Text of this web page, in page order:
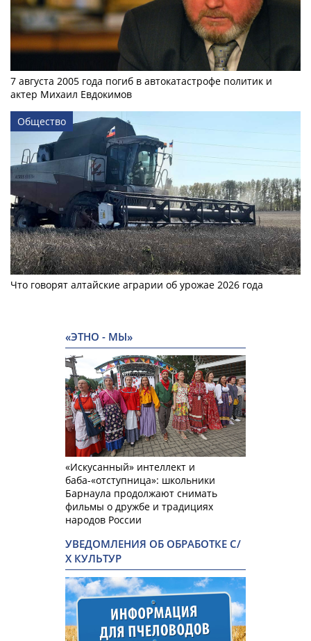
7 августа 2005 года погиб в автокатастрофе политик и
актер Михаил Евдокимов
Общество
Что говорят алтайские аграрии об урожае 2026 года
«ЭТНО - МЫ»
«Искусанный» интеллект и
баба-«отступница»: школьники
Барнаула продолжают снимать
фильмы о дружбе и традициях
народов России
УВЕДОМЛЕНИЯ ОБ ОБРАБОТКЕ С/
Х КУЛЬТУР